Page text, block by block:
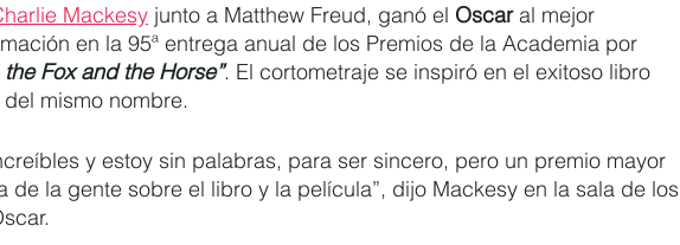
Mackesy junto a Matthew Freud, ganó el Oscar al mejor
en la 95ª entrega anual de los Premios de la Academia por
Fox and the Horse”. El cortometraje se inspiró en el exitoso libro
mismo nombre.
y estoy sin palabras, para ser sincero, pero un premio mayor
de la gente sobre el libro y la película”, dijo Mackesy en la sala de los